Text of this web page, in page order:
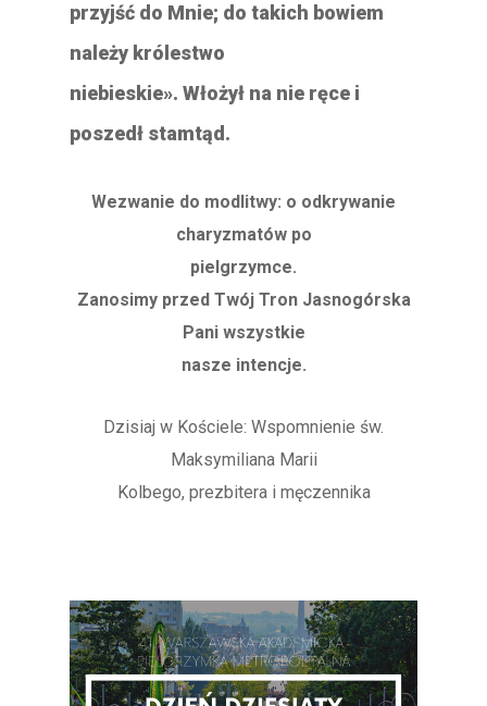
przyjść do Mnie; do takich bowiem
należy królestwo
niebieskie». Włożył na nie ręce i
poszedł stamtąd.
Wezwanie do modlitwy: o odkrywanie
charyzmatów po
pielgrzymce.
Zanosimy przed Twój Tron Jasnogórska
Pani wszystkie
nasze intencje.
Dzisiaj w Kościele: Wspomnienie św.
Maksymiliana Marii
Kolbego, prezbitera i męczennika